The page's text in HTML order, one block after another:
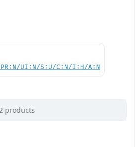
UI:N/S:U/C:N/I:H/A:N
products